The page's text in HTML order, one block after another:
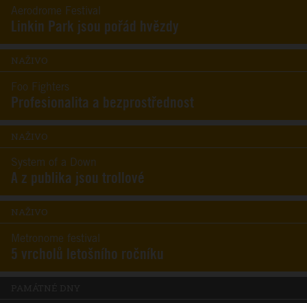
Aerodrome Festival
Linkin Park jsou pořád hvězdy
NAŽIVO
Foo Fighters
Profesionalita a bezprostřednost
NAŽIVO
System of a Down
A z publika jsou trollové
NAŽIVO
Metronome festival
5 vrcholů letošního ročníku